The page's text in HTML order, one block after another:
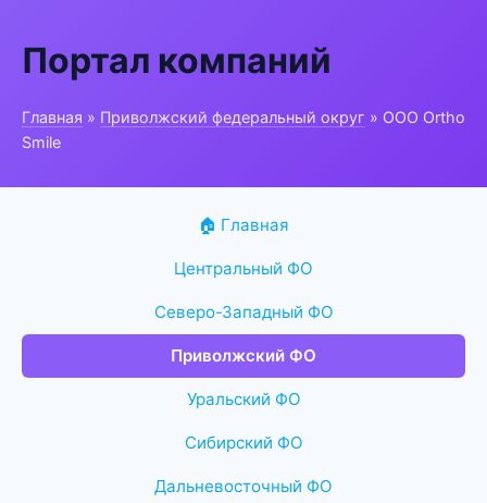
Портал компаний
Главная » Приволжский федеральный округ » ООО Ortho
Smile
🏠 Главная
Центральный ФО
Северо-Западный ФО
Приволжский ФО
Уральский ФО
Сибирский ФО
Дальневосточный ФО